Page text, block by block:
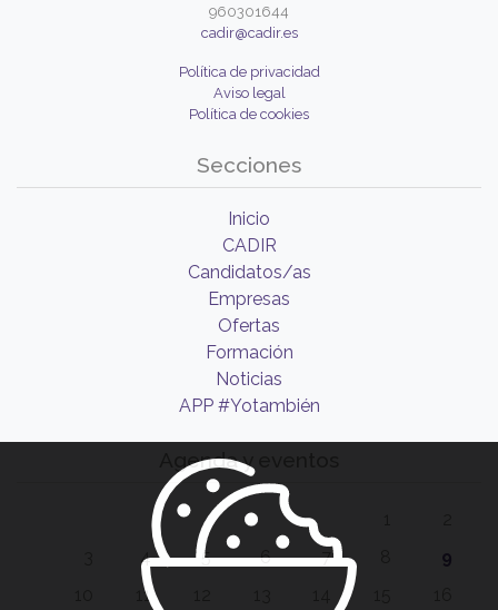
960301644
cadir@cadir.es
Política de privacidad
Aviso legal
Política de cookies
Secciones
Inicio
CADIR
Candidatos/as
Empresas
Ofertas
Formación
Noticias
APP #Yotambién
Agenda y eventos
4 5 6 7
9
11